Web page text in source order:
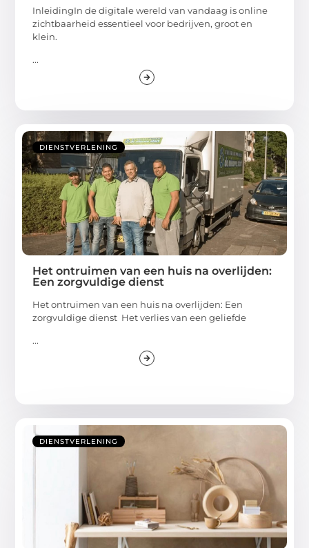
InleidingIn de digitale wereld van vandaag is online
zichtbaarheid essentieel voor bedrijven, groot en
klein.
...
DIENSTVERLENING
Het ontruimen van een huis na overlijden:
Een zorgvuldige dienst
Het ontruimen van een huis na overlijden: Een
zorgvuldige dienst Het verlies van een geliefde
...
DIENSTVERLENING